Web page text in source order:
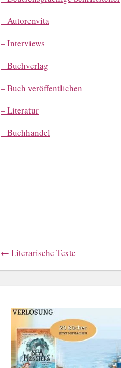
– Autorenvita
– Interviews
– Buchverlag
– Buch veröffentlichen
– Literatur
– Buchhandel
← Literarische Texte